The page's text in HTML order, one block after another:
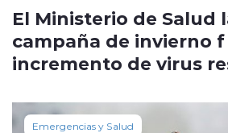
El Ministerio de Salud
campaña de invierno
incremento de virus
Emergencias y Salud